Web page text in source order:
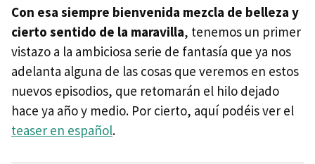
Con esa siempre bienvenida mezcla de belleza y
cierto sentido de la maravilla, tenemos un primer
vistazo a la ambiciosa serie de fantasía que ya nos
adelanta alguna de las cosas que veremos en estos
nuevos episodios, que retomarán el hilo dejado
hace ya año y medio. Por cierto, aquí podéis ver el
teaser en español.